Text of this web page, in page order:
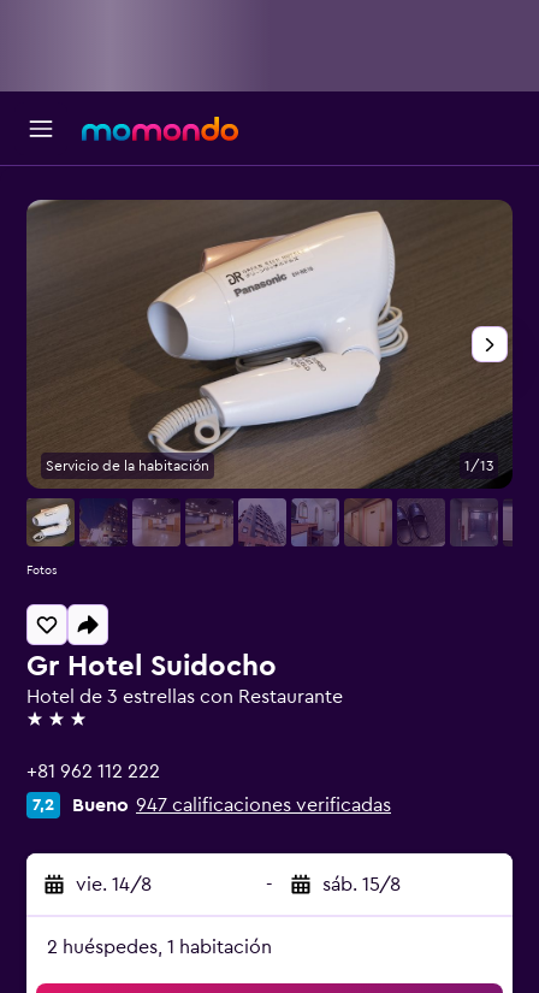
Gr Hotel Suidocho
Hotel de 3 estrellas con Restaurante
3 estrellas
+81 962 112 222
7,2 Bueno 947 calificaciones verificadas
vie. 14/8 - sáb. 15/8
2 huéspedes, 1 habitación
Servicio de la habitación 1/13
Fotos